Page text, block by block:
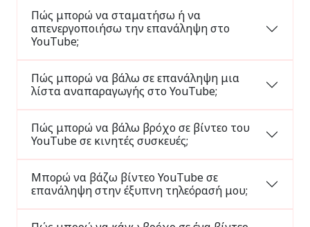
Πώς μπορώ να σταματήσω ή να
απενεργοποιήσω την επανάληψη στο
YouTube;
Πώς μπορώ να βάλω σε επανάληψη μια
λίστα αναπαραγωγής στο YouTube;
Πώς μπορώ να βάλω βρόχο σε βίντεο του
YouTube σε κινητές συσκευές;
Μπορώ να βάζω βίντεο YouTube σε
επανάληψη στην έξυπνη τηλεόρασή μου;